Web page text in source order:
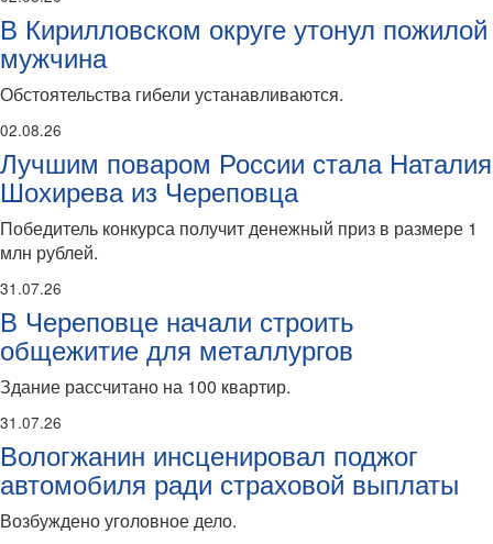
В Кирилловском округе утонул пожилой
мужчина
Обстоятельства гибели устанавливаются.
02.08.26
Лучшим поваром России стала Наталия
Шохирева из Череповца
Победитель конкурса получит денежный приз в размере 1
млн рублей.
31.07.26
В Череповце начали строить
общежитие для металлургов
Здание рассчитано на 100 квартир.
31.07.26
Вологжанин инсценировал поджог
автомобиля ради страховой выплаты
Возбуждено уголовное дело.